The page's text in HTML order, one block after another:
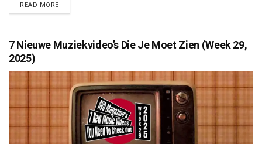
READ MOREDETAILS
7 Nieuwe Muziekvideo’s Die Je Moet Zien (Week 29,
2025)